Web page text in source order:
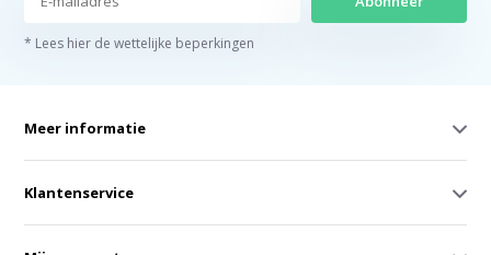
* Lees hier de wettelijke beperkingen
Meer informatie
Klantenservice